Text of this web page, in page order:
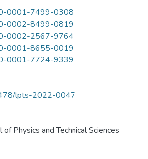
0001-7499-0308
0002-8499-0819
0002-2567-9764
0001-8655-0019
0001-7724-9339
lpts-2022-0047
of Physics and Technical Sciences